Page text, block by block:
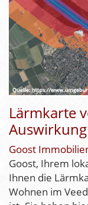
Lärmkarte
Goost
Goost, Ihrem
Ihnen die
Wohnen im